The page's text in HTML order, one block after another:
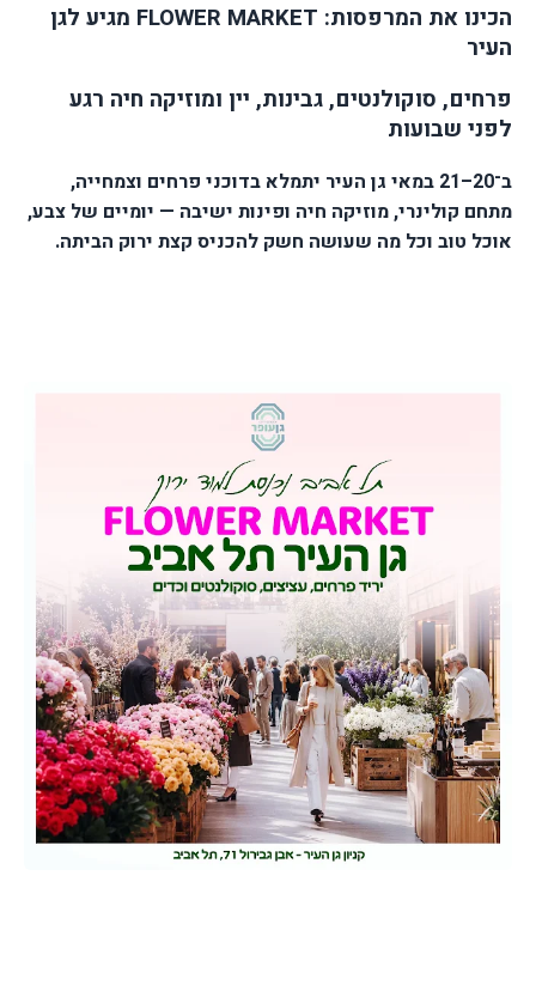
הכינו את המרפסותFLOWER MARKET : מגיע לגן
העיר
פרחים, סוקולנטים, גבינות, יין ומוזיקה חיה רגע
לפני שבועות
ב־20–21 במאי גן העיר יתמלא בדוכני פרחים וצמחייה,
מתחם קולינרי, מוזיקה חיה ופינות ישיבה — יומיים של צבע,
אוכל טוב וכל מה שעושה חשק להכניס קצת ירוק הביתה.